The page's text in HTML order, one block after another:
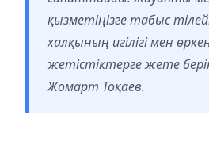
қызметіңізге табыс
халқының игілігі мен
жетістіктерге жете
Жомарт Тоқаев.